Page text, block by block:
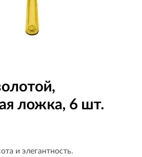
ложка, 6 шт.
и элегантность.